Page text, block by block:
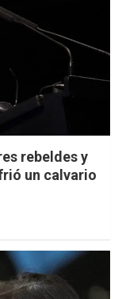
rebeldes y
un calvario